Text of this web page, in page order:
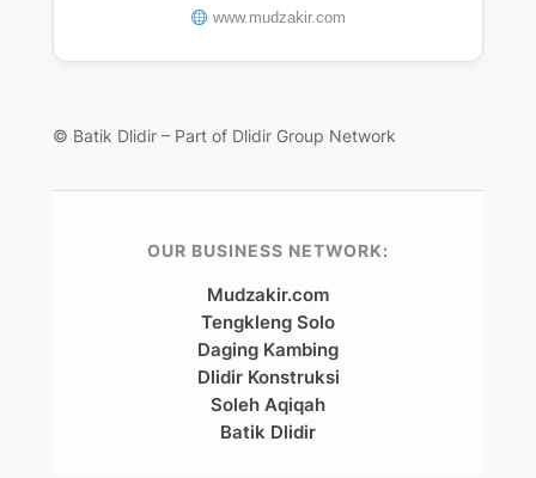
www.mudzakir.com
© Batik Dlidir – Part of Dlidir Group Network
OUR BUSINESS NETWORK:
Mudzakir.com
Tengkleng Solo
Daging Kambing
Dlidir Konstruksi
Soleh Aqiqah
Batik Dlidir